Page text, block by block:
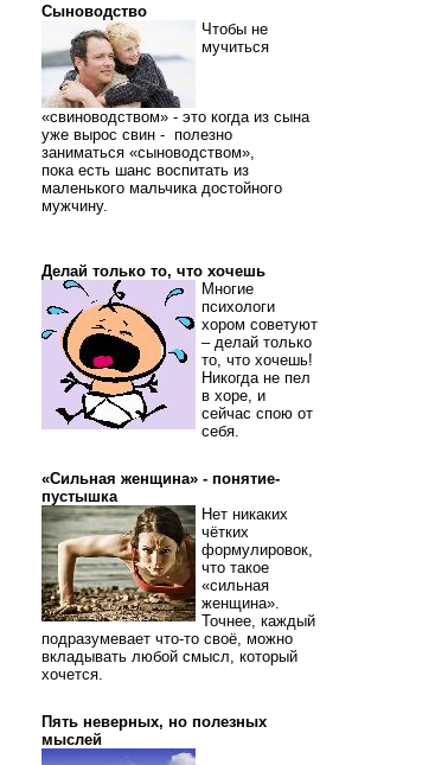
Сыноводство
Чтобы не
мучиться
«свиноводством» - это когда из сына
уже вырос свин - полезно
заниматься «сыноводством»,
пока есть шанс воспитать из
маленького мальчика достойного
мужчину.
Делай только то, что хочешь
Многие
психологи
хором советуют
– делай только
то, что хочешь!
Никогда не пел
в хоре, и
сейчас спою от
себя.
«Сильная женщина» - понятие-
пустышка
Нет никаких
чётких
формулировок,
что такое
«сильная
женщина».
Точнее, каждый
подразумевает что-то своё, можно
вкладывать любой смысл, который
хочется.
Пять неверных, но полезных
мыслей